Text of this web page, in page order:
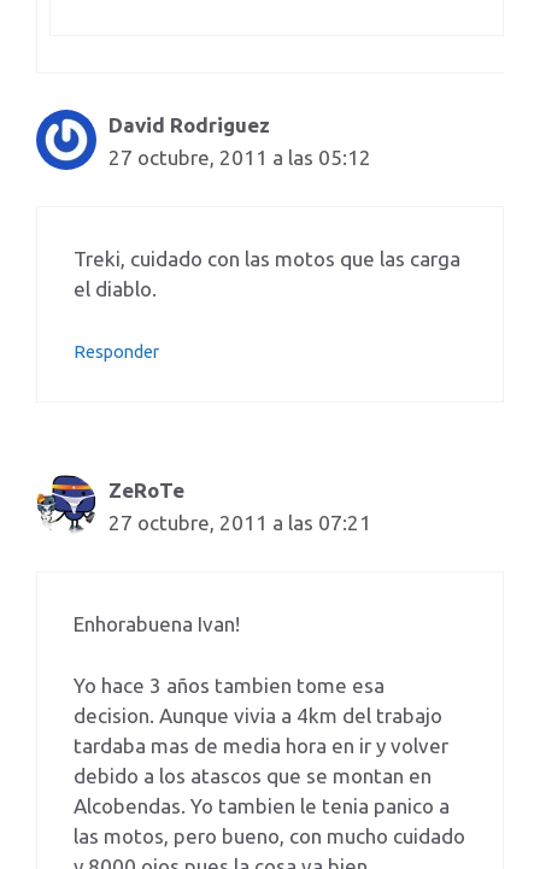
David Rodriguez
27 octubre, 2011 a las 05:12
Treki, cuidado con las motos que las carga
el diablo.
Responder
ZeRoTe
27 octubre, 2011 a las 07:21
Enhorabuena Ivan!
Yo hace 3 años tambien tome esa
decision. Aunque vivia a 4km del trabajo
tardaba mas de media hora en ir y volver
debido a los atascos que se montan en
Alcobendas. Yo tambien le tenia panico a
las motos, pero bueno, con mucho cuidado